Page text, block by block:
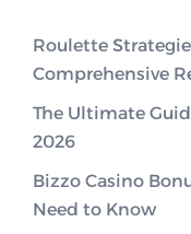
Roulette
Comprehensive
The Ultimate
2026
Bizzo Casino
Need to Know